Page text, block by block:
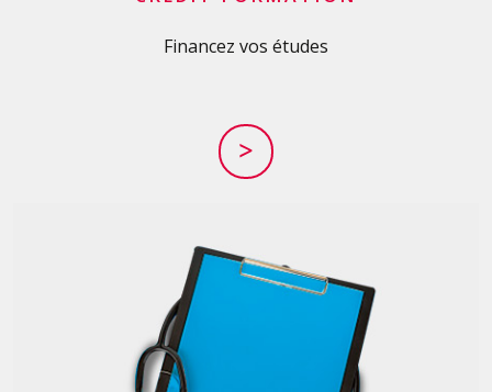
Financez vos études
>